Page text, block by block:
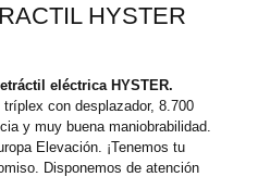
HYSTER
eléctrica HYSTER.
tríplex con desplazador, 8.700
y muy buena maniobrabilidad.
Elevación. ¡Tenemos tu
Disponemos de atención